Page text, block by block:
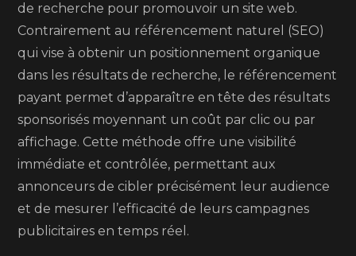
de recherche pour promouvoir un site web.
Contrairement au référencement naturel (SEO)
qui vise à obtenir un positionnement organique
dans les résultats de recherche, le référencement
payant permet d’apparaître en tête des résultats
sponsorisés moyennant un coût par clic ou par
affichage. Cette méthode offre une visibilité
immédiate et contrôlée, permettant aux
annonceurs de cibler précisément leur audience
et de mesurer l’efficacité de leurs campagnes
publicitaires en temps réel.